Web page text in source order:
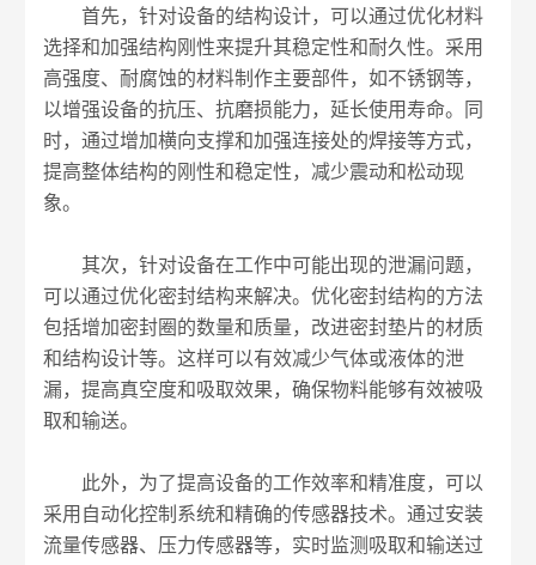
首先，针对设备的结构设计，可以通过优化材料
选择和加强结构刚性来提升其稳定性和耐久性。采用
高强度、耐腐蚀的材料制作主要部件，如不锈钢等，
以增强设备的抗压、抗磨损能力，延长使用寿命。同
时，通过增加横向支撑和加强连接处的焊接等方式，
提高整体结构的刚性和稳定性，减少震动和松动现
象。
其次，针对设备在工作中可能出现的泄漏问题，
可以通过优化密封结构来解决。优化密封结构的方法
包括增加密封圈的数量和质量，改进密封垫片的材质
和结构设计等。这样可以有效减少气体或液体的泄
漏，提高真空度和吸取效果，确保物料能够有效被吸
取和输送。
此外，为了提高设备的工作效率和精准度，可以
采用自动化控制系统和精确的传感器技术。通过安装
流量传感器、压力传感器等，实时监测吸取和输送过